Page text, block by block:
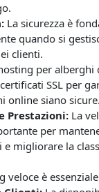
La sicurezza è
quando si
clienti.
per alberghi
SSL per
online siano sicure.
Prestazioni: La
per
e migliorare la
veloce è